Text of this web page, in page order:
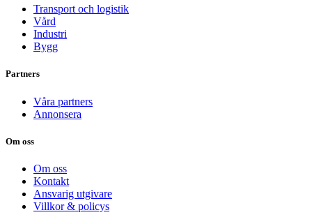
Transport och logistik
Vård
Industri
Bygg
Partners
Våra partners
Annonsera
Om oss
Om oss
Kontakt
Ansvarig utgivare
Villkor & policys